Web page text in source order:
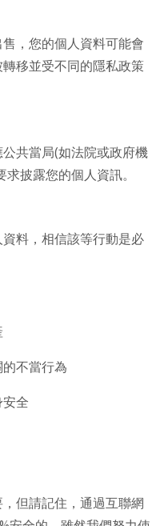
，您的個人資料可能會
移並受不同的隱私政策
共當局(如法院或政府機
披露您的個人資訊。
料，相信該等行動是必
不當行為
全
但請記住，通過互聯網